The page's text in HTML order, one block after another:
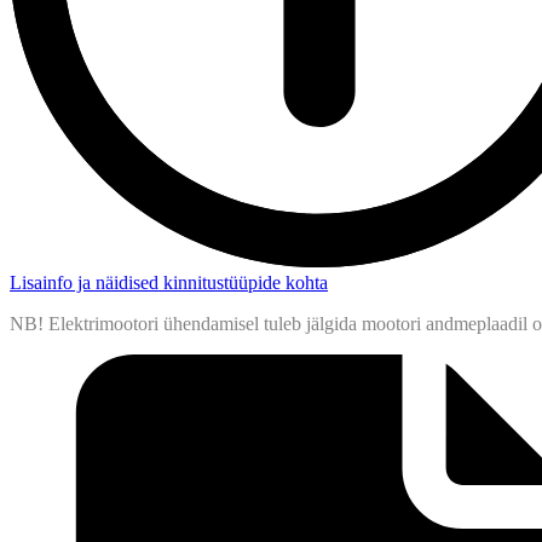
Lisainfo ja näidised kinnitustüüpide kohta
NB! Elektrimootori ühendamisel tuleb jälgida mootori andmeplaadil